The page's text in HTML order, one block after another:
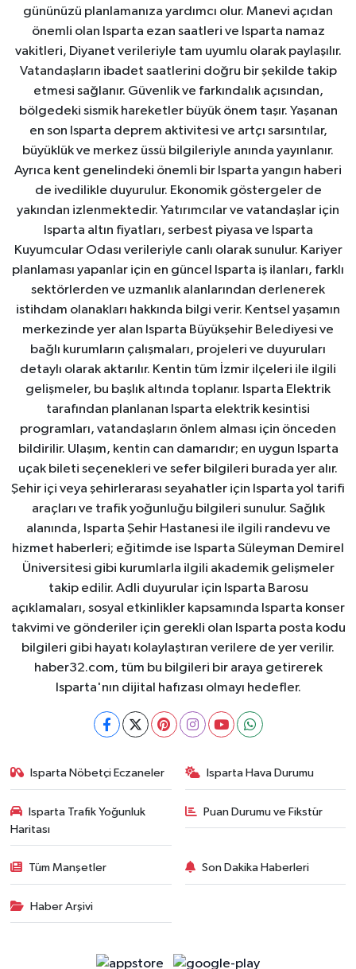
gününüzü planlamanıza yardımcı olur. Manevi açıdan
önemli olan Isparta ezan saatleri ve Isparta namaz
vakitleri, Diyanet verileriyle tam uyumlu olarak paylaşılır.
Vatandaşların ibadet saatlerini doğru bir şekilde takip
etmesi sağlanır. Güvenlik ve farkındalık açısından,
bölgedeki sismik hareketler büyük önem taşır. Yaşanan
en son Isparta deprem aktivitesi ve artçı sarsıntılar,
büyüklük ve merkez üssü bilgileriyle anında yayınlanır.
Ayrıca kent genelindeki önemli bir Isparta yangın haberi
de ivedilikle duyurulur. Ekonomik göstergeler de
yakından izlenmektedir. Yatırımcılar ve vatandaşlar için
Isparta altın fiyatları, serbest piyasa ve Isparta
Kuyumcular Odası verileriyle canlı olarak sunulur. Kariyer
planlaması yapanlar için en güncel Isparta iş ilanları, farklı
sektörlerden ve uzmanlık alanlarından derlenerek
istihdam olanakları hakkında bilgi verir. Kentsel yaşamın
merkezinde yer alan Isparta Büyükşehir Belediyesi ve
bağlı kurumların çalışmaları, projeleri ve duyuruları
detaylı olarak aktarılır. Kentin tüm İzmir ilçeleri ile ilgili
gelişmeler, bu başlık altında toplanır. Isparta Elektrik
tarafından planlanan Isparta elektrik kesintisi
programları, vatandaşların önlem alması için önceden
bildirilir. Ulaşım, kentin can damarıdır; en uygun Isparta
uçak bileti seçenekleri ve sefer bilgileri burada yer alır.
Şehir içi veya şehirlerarası seyahatler için Isparta yol tarifi
araçları ve trafik yoğunluğu bilgileri sunulur. Sağlık
alanında, Isparta Şehir Hastanesi ile ilgili randevu ve
hizmet haberleri; eğitimde ise Isparta Süleyman Demirel
Üniversitesi gibi kurumlarla ilgili akademik gelişmeler
takip edilir. Adli duyurular için Isparta Barosu
açıklamaları, sosyal etkinlikler kapsamında Isparta konser
takvimi ve gönderiler için gerekli olan Isparta posta kodu
bilgileri gibi hayatı kolaylaştıran verilere de yer verilir.
haber32.com, tüm bu bilgileri bir araya getirerek
Isparta'nın dijital hafızası olmayı hedefler.
Isparta Nöbetçi Eczaneler Isparta Hava Durumu
Isparta Trafik Yoğunluk
Haritası
Puan Durumu ve Fikstür
Tüm Manşetler Son Dakika Haberleri
Haber Arşivi